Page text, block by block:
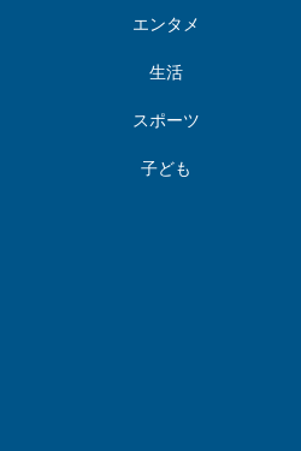
エンタメ
生活
スポーツ
子ども